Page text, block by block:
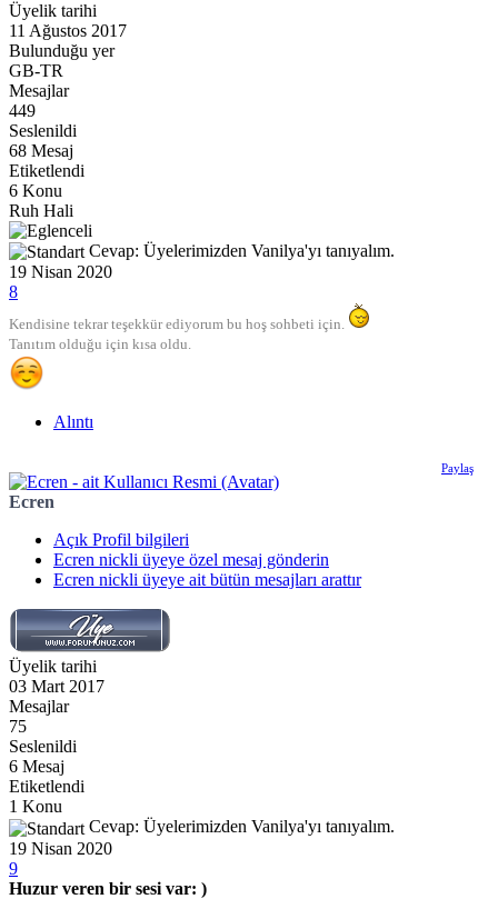
Üyelik tarihi
11 Ağustos 2017
Bulunduğu yer
GB-TR
Mesajlar
449
Seslenildi
68 Mesaj
Etiketlendi
6 Konu
Ruh Hali
Cevap: Üyelerimizden Vanilya'yı tanıyalım.
19 Nisan 2020
8
Kendisine tekrar teşekkür ediyorum bu hoş sohbeti için.
Tanıtım olduğu için kısa oldu.
Alıntı
Paylaş
Ecren
Açık Profil bilgileri
Ecren nickli üyeye özel mesaj gönderin
Ecren nickli üyeye ait bütün mesajları arattır
Üyelik tarihi
03 Mart 2017
Mesajlar
75
Seslenildi
6 Mesaj
Etiketlendi
1 Konu
Cevap: Üyelerimizden Vanilya'yı tanıyalım.
19 Nisan 2020
9
Huzur veren bir sesi var: )